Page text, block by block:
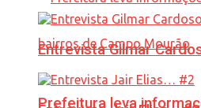
Prefeitura leva
Entrevista Gilmar